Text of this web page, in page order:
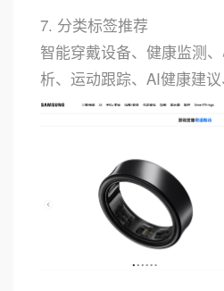
7. 分类标签推荐
智能穿戴设备、健康监测
析、运动跟踪、AI健康建